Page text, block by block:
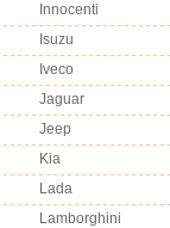
Innocenti
Isuzu
Iveco
Jaguar
Jeep
Kia
Lada
Lamborghini